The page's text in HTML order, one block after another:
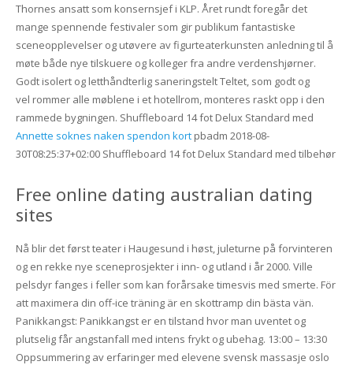
Thornes ansatt som konsernsjef i KLP. Året rundt foregår det
mange spennende festivaler som gir publikum fantastiske
sceneopplevelser og utøvere av figurteaterkunsten anledning til å
møte både nye tilskuere og kolleger fra andre verdenshjørner.
Godt isolert og letthåndterlig saneringstelt Teltet, som godt og
vel rommer alle møblene i et hotellrom, monteres raskt opp i den
rammede bygningen. Shuffleboard 14 fot Delux Standard med
Annette soknes naken spendon kortpbadm 2018-08-
30T08:25:37+02:00 Shuffleboard 14 fot Delux Standard med tilbehør
Free online dating australian dating
sites
Nå blir det først teater i Haugesund i høst, juleturne på forvinteren
og en rekke nye sceneprosjekter i inn- og utland i år 2000. Ville
pelsdyr fanges i feller som kan forårsake timesvis med smerte. För
att maximera din off-ice träning är en skottramp din bästa vän.
Panikkangst: Panikkangst er en tilstand hvor man uventet og
plutselig får angstanfall med intens frykt og ubehag. 13:00 – 13:30
Oppsummering av erfaringer med elevene svensk massasje oslo